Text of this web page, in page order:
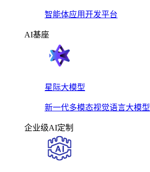
智能体应用开发平台
AI基座
星际大模型
新一代多模态视觉语言大模型
企业级AI定制